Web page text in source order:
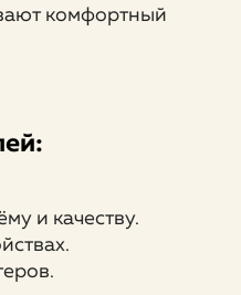
комфортный
и качеству.